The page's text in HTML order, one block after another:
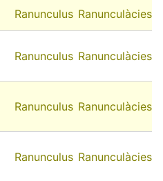
Ranunculus Ranunculàcies
Ranunculus Ranunculàcies
Ranunculus Ranunculàcies
Ranunculus Ranunculàcies